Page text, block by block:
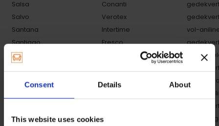
Consent Details About
This website uses cookies
Salsa
Conanti
Salvo
Verotex
Santana
Intertime
vol-
Santiago
Fresco
Santos
Santos
Eleonora
semi-
Sattle
Gepade
gewax /